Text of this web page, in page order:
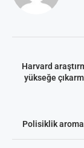
Harvard
yükseğe
Polisiklik